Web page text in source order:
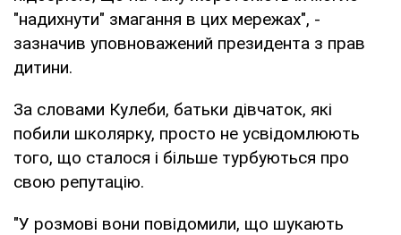
"надихнути" змагання в цих мережах", -
зазначив уповноважений президента з прав
дитини.
За словами Кулеби, батьки дівчаток, які
побили школярку, просто не усвідомлюють
того, що сталося і більше турбуються про
свою репутацію.
"У розмові вони повідомили, що шукають